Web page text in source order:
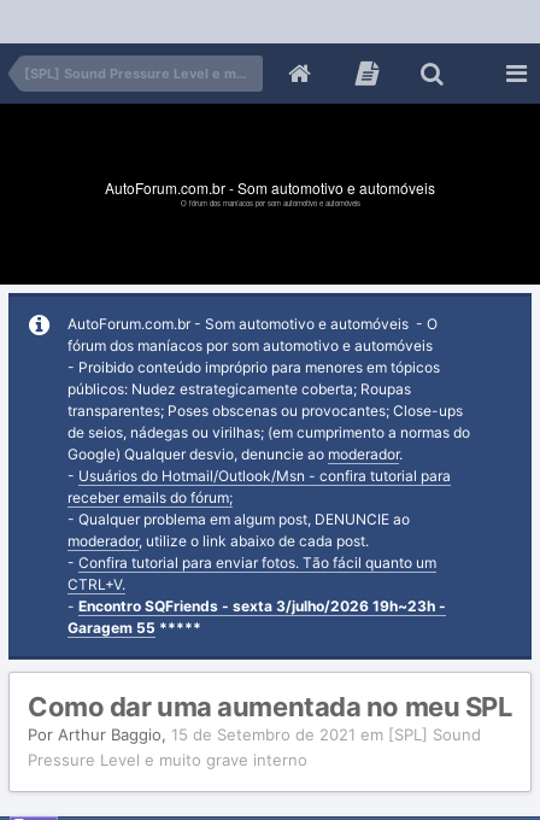
[SPL] Sound Pressure Level e muito grave interno
AutoForum.com.br - Som automotivo e automóveis
O fórum dos maníacos por som automotivo e automóveis
AutoForum.com.br - Som automotivo e automóveis - O
fórum dos maníacos por som automotivo e automóveis
- Proibido conteúdo impróprio para menores em tópicos
públicos: Nudez estrategicamente coberta; Roupas
transparentes; Poses obscenas ou provocantes; Close-ups
de seios, nádegas ou virilhas; (em cumprimento a normas do
Google) Qualquer desvio, denuncie ao moderador.
- Usuários do Hotmail/Outlook/Msn - confira tutorial para
receber emails do fórum;
- Qualquer problema em algum post, DENUNCIE ao
moderador, utilize o link abaixo de cada post.
- Confira tutorial para enviar fotos. Tão fácil quanto um
CTRL+V.
- Encontro SQFriends - sexta 3/julho/2026 19h~23h -
Garagem 55 *****
Como dar uma aumentada no meu SPL
Por Arthur Baggio, 15 de Setembro de 2021 em [SPL] Sound
Pressure Level e muito grave interno